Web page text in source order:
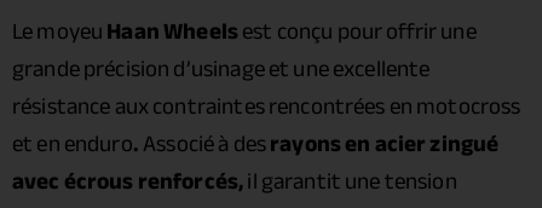
Le moyeuHaan Wheelsest conçu pour offrir une
grande précision d’usinage et une excellente
résistance aux contraintes rencontrées en motocross
et en enduro.Associé à desrayons en acier zingué
avec écrous renforcés,il garantit une tension